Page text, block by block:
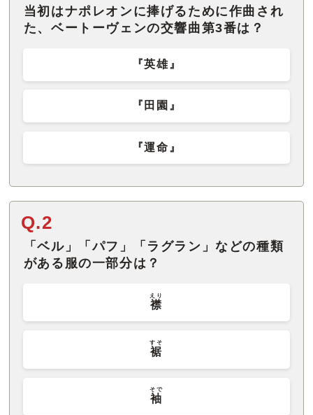
当初はナポレオンに捧げるために作曲され
た、ベートーヴェンの交響曲第3番は？
『英雄』
『田園』
『運命』
Q.2
「ベル」「パフ」「ラグラン」などの種類
がある服の一部分は？
襟
えり
裾
すそ
袖
そで